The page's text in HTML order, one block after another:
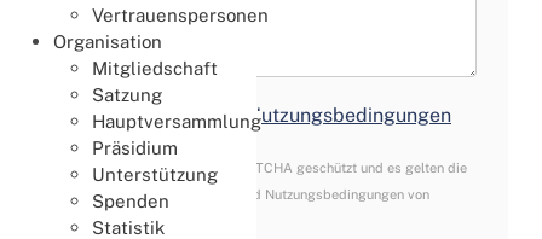
Vertrauenspersonen
Organisation
Mitgliedschaft
Satzung
Hauptversammlung
Präsidium
Unterstützung
Spenden
Statistik
Nutzungsbedingungen*
Ich akzeptiere dieNutzungsbedingungen
reCAPTCHA
Diese Website ist durch reCAPTCHA geschützt und es gelten die
Datenschutzbestimmungen
und Nutzungsbedingungen von
Google.